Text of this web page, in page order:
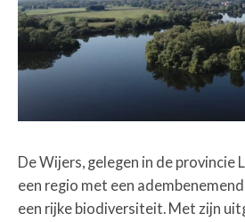
De Wijers, gelegen in de provincie
een regio met een
een rijke biodiversiteit. Met zijn